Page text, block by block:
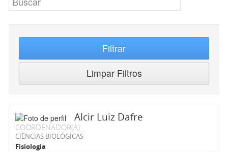
Filtrar
Limpar Filtros
Alcir Luiz Dafre
COORDENADOR(A)
CIÊNCIAS BIOLÓGICAS
Fisiologia